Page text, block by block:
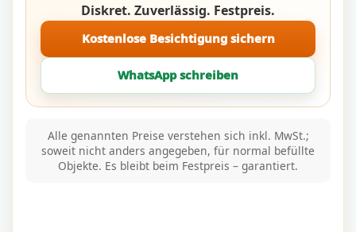
Diskret. Zuverlässig. Festpreis.
Kostenlose Besichtigung sichern
WhatsApp schreiben
Alle genannten Preise verstehen sich inkl. MwSt.;
soweit nicht anders angegeben, für normal befüllte
Objekte. Es bleibt beim Festpreis – garantiert.